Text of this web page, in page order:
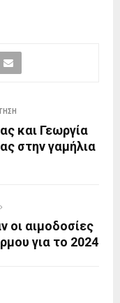
και Γεωργία
στην γαμήλια
οι αιμοδοσίες
για το 2024